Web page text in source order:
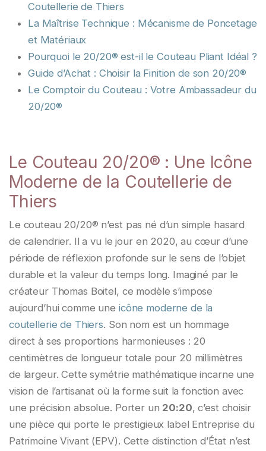
Coutellerie de Thiers
La Maîtrise Technique : Mécanisme de Poncetage
et Matériaux
Pourquoi le 20/20® est-il le Couteau Pliant Idéal ?
Guide d’Achat : Choisir la Finition de son 20/20®
Le Comptoir du Couteau : Votre Ambassadeur du
20/20®
Le Couteau 20/20® : Une Icône
Moderne de la Coutellerie de
Thiers
Le couteau 20/20® n’est pas né d’un simple hasard
de calendrier. Il a vu le jour en 2020, au cœur d’une
période de réflexion profonde sur le sens de l’objet
durable et la valeur du temps long. Imaginé par le
créateur Thomas Boitel, ce modèle s’impose
aujourd’hui comme une icône moderne de la
coutellerie de Thiers. Son nom est un hommage
direct à ses proportions harmonieuses : 20
centimètres de longueur totale pour 20 millimètres
de largeur. Cette symétrie mathématique incarne une
vision de l’artisanat où la forme suit la fonction avec
une précision absolue. Porter un 20:20, c’est choisir
une pièce qui porte le prestigieux label Entreprise du
Patrimoine Vivant (EPV). Cette distinction d’État n’est